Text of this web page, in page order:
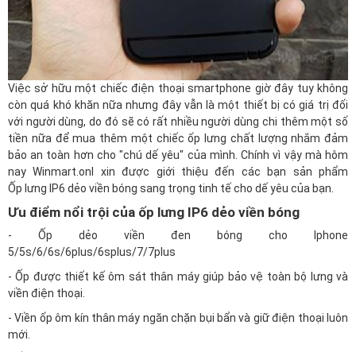
Việc sở hữu một chiếc điện thoại smartphone giờ đây tuy không
còn quá khó khăn nữa nhưng đây vẫn là một thiết bị có giá trị đối
với người dùng, do đó sẽ có rất nhiều người dùng chi thêm một số
tiền nữa để mua thêm một chiếc ốp lưng chất lượng nhắm đảm
bảo an toàn hơn cho "chú dế yêu" của mình. Chính vì vậy mà hôm
nayWinmart.onl
xin được giới thiệu đến các bạn sản phẩm
Ốp lưng IP6 dẻo viền bóng sang trọng tinh tế cho dế yêu của bạn.
Ưu điểm nổi trội của ốp lưng IP6 dẻo viền bóng
- Ốp dẻo viền đen bóng cho Iphone
5/5s/6/6s/6plus/6splus/7/7plus
- Ốp được thiết kế ôm sát thân máy giúp bảo vệ toàn bộ lưng và
viền điện thoại.
- Viền ốp ôm kín thân máy ngăn chặn bụi bẩn và giữ điện thoại luôn
mới.